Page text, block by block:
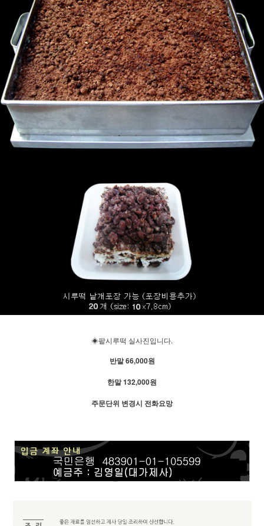
◈팥시루떡 실사진입니다.
반말 66,000원
한말 132,000원
주문단위 변경시 전화요망